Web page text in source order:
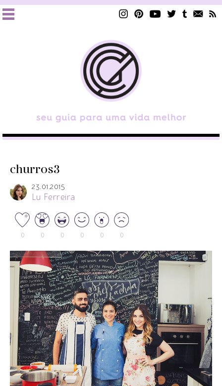
churros3
23.01.2015
Lu Ferreira
0 0 0 0 0 0